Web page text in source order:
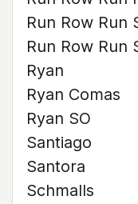
Run Row Run
Run Row Run
Ryan
Ryan Comas
Ryan SO
Santiago
Santora
Schmalls